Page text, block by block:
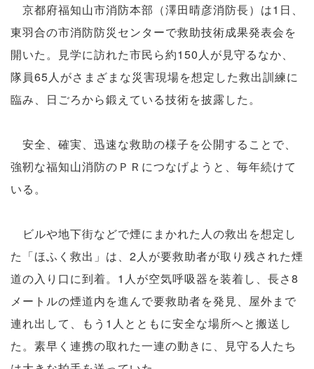
京都府福知山市消防本部（澤田晴彦消防長）は1日、
東羽合の市消防防災センターで救助技術成果発表会を
開いた。見学に訪れた市民ら約150人が見守るなか、
隊員65人がさまざまな災害現場を想定した救出訓練に
臨み、日ごろから鍛えている技術を披露した。
安全、確実、迅速な救助の様子を公開することで、
強靭な福知山消防のＰＲにつなげようと、毎年続けて
いる。
ビルや地下街などで煙にまかれた人の救出を想定し
た「ほふく救出」は、2人が要救助者が取り残された煙
道の入り口に到着。1人が空気呼吸器を装着し、長さ8
メートルの煙道内を進んで要救助者を発見、屋外まで
連れ出して、もう1人とともに安全な場所へと搬送し
た。素早く連携の取れた一連の動きに、見守る人たち